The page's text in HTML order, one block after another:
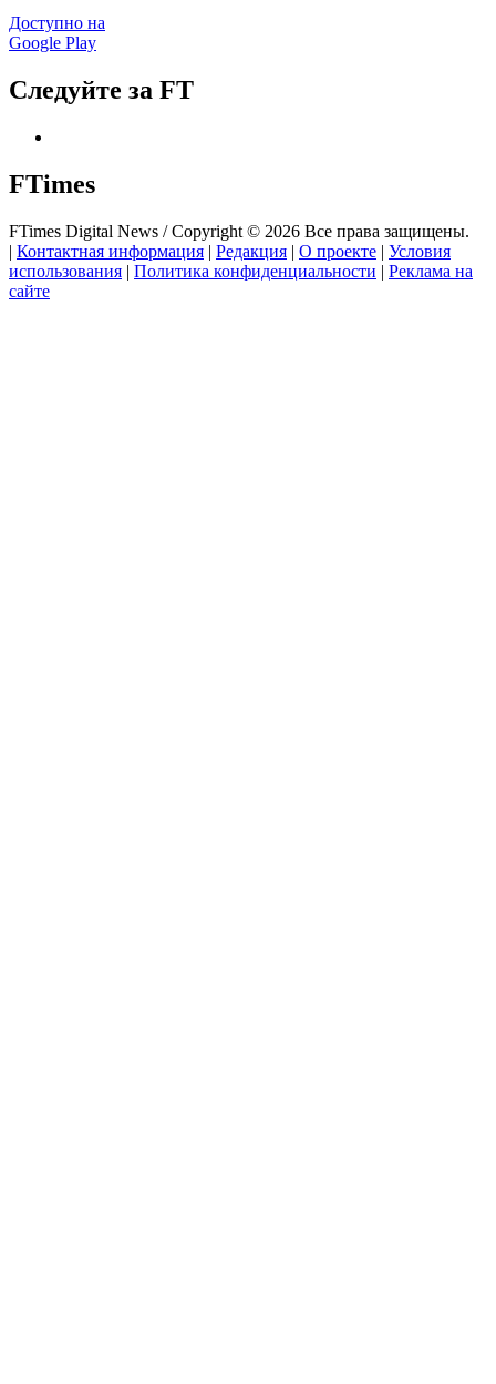
Доступно на
Google Play
Следуйте за FT
FTimes
FTimes Digital News / Copyright © 2026 Все права защищены.
| Контактная информация | Редакция | О проекте | Условия
использования | Политика конфиденциальности | Реклама на
сайте